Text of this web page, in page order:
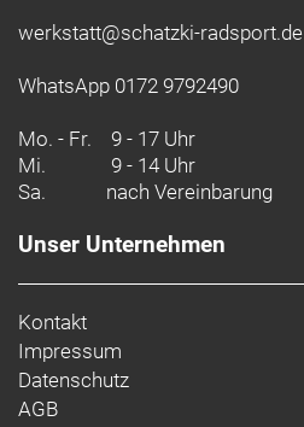
werkstatt@schatzki-radsport.de
WhatsApp 0172 9792490
Mo. - Fr. 9 - 17 Uhr
Mi.
9 - 14 Uhr
Sa.
nach Vereinbarung
Unser Unternehmen
Kontakt
Impressum
Datenschutz
AGB